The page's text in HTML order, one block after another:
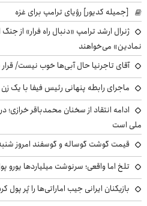
[جمیله کدیور] رؤیای ترامپ برای غزه
ژنرال ارشد ترامپ «دنبال راه فرار» از
نمادین» می‌خواهند
آقای تاجرنیا حال آبی‌ها خوب نیست/ قرار
ماجرای رابطه پنهانی رئیس فیفا با یک
ادامه انتقاد از سخنان محمدباقر
ملی است
قیمت گوشت گوساله و گوسفند امروز شنبه ۱۷ مرداد ۱۴۰۵
تلخ اما واقعی؛ سرنوشت میلیاردها یورو
بازیکنان ایرانی جیب اماراتی‌ها را پُر پول